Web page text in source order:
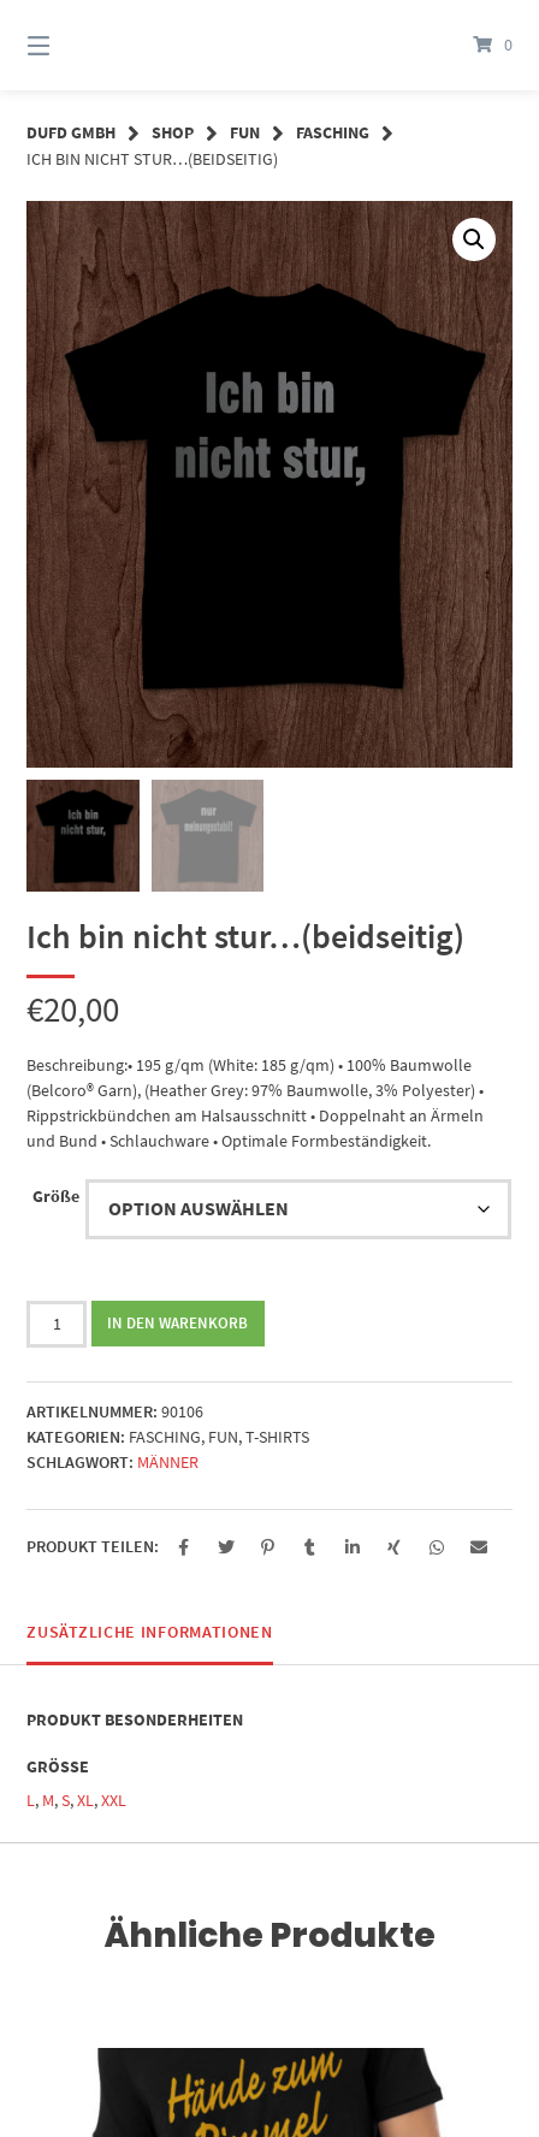
zum
Inhalt
0
DUFD GMBH SHOP FUN
FASCHING
ICH BIN NICHT STUR…(BEIDSEITIG)
Ich bin nicht stur…(beidseitig)
€20,00
Beschreibung:• 195 g/qm (White: 185 g/qm) • 100% Baumwolle
(Belcoro® Garn), (Heather Grey: 97% Baumwolle, 3% Polyester) •
Rippstrickbündchen am Halsausschnitt • Doppelnaht an Ärmeln
und Bund • Schlauchware • Optimale Formbeständigkeit.
Größe
Ich
stur...
(beidseitig)
Menge
IN DEN WARENKORB
ARTIKELNUMMER: 90106
KATEGORIEN: FASCHING, FUN,T-SHIRTS
SCHLAGWORT: MÄNNER
PRODUKT TEILEN:
ZUSÄTZLICHE INFORMATIONEN
PRODUKT BESONDERHEITEN
GRÖSSE
L, M,S,XL,XXL
Ähnliche Produkte
Dieses Produkt weist mehrere Varianten auf. Die Optionen können auf der Produktseite gewählt werden